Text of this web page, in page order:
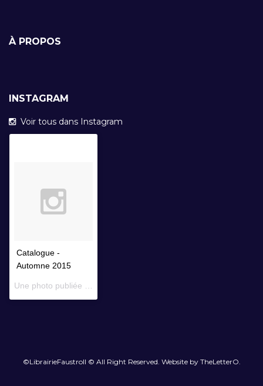
À PROPOS
INSTAGRAM
Voir tous dans Instagram
Catalogue -
Automne 2015
©LibrairieFaustroll © All Right Reserved. Website by TheLetterO.